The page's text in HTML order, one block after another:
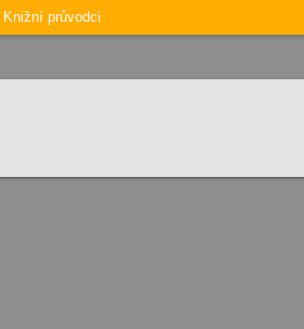
Knižní průvodci